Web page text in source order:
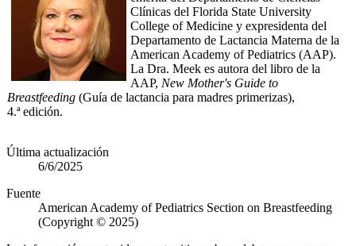
Clínicas del Florida State University
College of Medicine y expresidenta del
Departamento de Lactancia Materna de la
American Academy of Pediatrics (AAP).
La Dra. Meek es autora del libro de la
AAP, New Mother's Guide to
Breastfeeding (Guía de lactancia para madres primerizas),
4.ª edición.​
Última actualización
6/6/2025
Fuente
American Academy of Pediatrics Section on Breastfeeding
(Copyright © 2025)